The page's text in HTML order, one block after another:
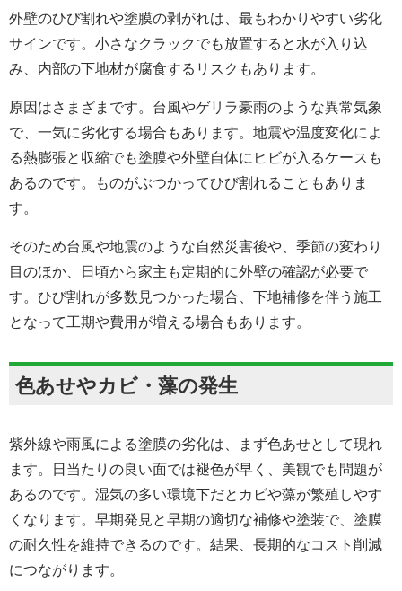
外壁のひび割れや塗膜の剥がれは、最もわかりやすい劣化
サインです。小さなクラックでも放置すると水が入り込
み、内部の下地材が腐食するリスクもあります。
原因はさまざまです。台風やゲリラ豪雨のような異常気象
で、一気に劣化する場合もあります。地震や温度変化によ
る熱膨張と収縮でも塗膜や外壁自体にヒビが入るケースも
あるのです。ものがぶつかってひび割れることもありま
す。
そのため台風や地震のような自然災害後や、季節の変わり
目のほか、日頃から家主も定期的に外壁の確認が必要で
す。ひび割れが多数見つかった場合、下地補修を伴う施工
となって工期や費用が増える場合もあります。
色あせやカビ・藻の発生
紫外線や雨風による塗膜の劣化は、まず色あせとして現れ
ます。日当たりの良い面では褪色が早く、美観でも問題が
あるのです。湿気の多い環境下だとカビや藻が繁殖しやす
くなります。早期発見と早期の適切な補修や塗装で、塗膜
の耐久性を維持できるのです。結果、長期的なコスト削減
につながります。